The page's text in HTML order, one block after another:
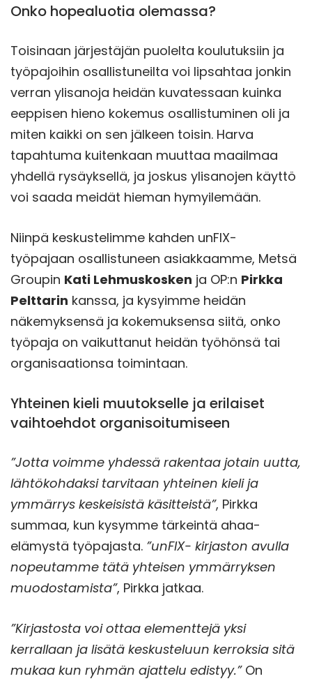
Onko hopealuotia olemassa?
Toisinaan järjestäjän puolelta koulutuksiin ja
työpajoihin osallistuneilta voi lipsahtaa jonkin
verran ylisanoja heidän kuvatessaan kuinka
eeppisen hieno kokemus osallistuminen oli ja
miten kaikki on sen jälkeen toisin. Harva
tapahtuma kuitenkaan muuttaa maailmaa
yhdellä rysäyksellä, ja joskus ylisanojen käyttö
voi saada meidät hieman hymyilemään.
Niinpä keskustelimme kahden unFIX-
työpajaan osallistuneen asiakkaamme, Metsä
Groupin Kati Lehmuskosken ja OP:n Pirkka
Pelttarin kanssa, ja kysyimme heidän
näkemyksensä ja kokemuksensa siitä, onko
työpaja on vaikuttanut heidän työhönsä tai
organisaationsa toimintaan.
Yhteinen kieli muutokselle ja erilaiset
vaihtoehdot organisoitumiseen
”Jotta voimme yhdessä rakentaa jotain uutta,
lähtökohdaksi tarvitaan yhteinen kieli ja
ymmärrys keskeisistä käsitteistä”, Pirkka
summaa, kun kysymme tärkeintä ahaa-
elämystä työpajasta. ”unFIX- kirjaston avulla
nopeutamme tätä yhteisen ymmärryksen
muodostamista”, Pirkka jatkaa.
”Kirjastosta voi ottaa elementtejä yksi
kerrallaan ja lisätä keskusteluun kerroksia sitä
mukaa kun ryhmän ajattelu edistyy.”On